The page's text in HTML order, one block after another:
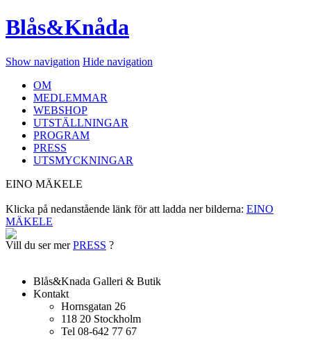
Blås&Knåda
Show navigation Hide navigation
OM
MEDLEMMAR
WEBSHOP
UTSTÄLLNINGAR
PROGRAM
PRESS
UTSMYCKNINGAR
EINO MÄKELE
Klicka på nedanstående länk för att ladda ner bilderna: EINO
MÄKELE
Vill du ser merPRESS ?
Blås&Knada Galleri & Butik
Kontakt
Hornsgatan 26
118 20 Stockholm
Tel 08-642 77 67